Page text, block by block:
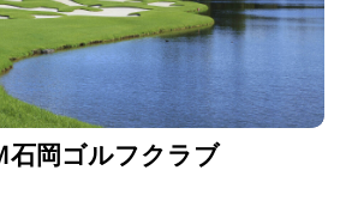
石岡ゴルフクラブ